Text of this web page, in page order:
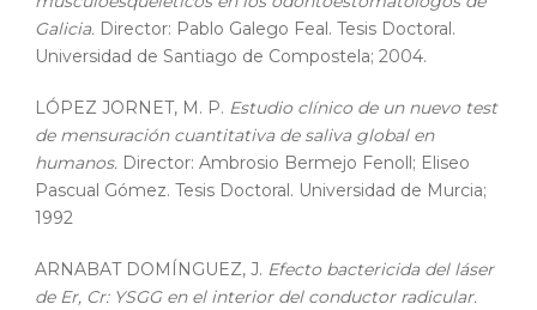
Galicia. Director: Pablo Galego Feal. Tesis Doctoral.
Universidad de Santiago de Compostela; 2004.
LÓPEZ JORNET, M. P. Estudio clínico de un nuevo test
de mensuración cuantitativa de saliva global en
humanos. Director: Ambrosio Bermejo Fenoll; Eliseo
Pascual Gómez. Tesis Doctoral. Universidad de Murcia;
1992
ARNABAT DOMÍNGUEZ, J. Efecto bactericida del láser
de Er, Cr: YSGG en el interior del conductor radicular.